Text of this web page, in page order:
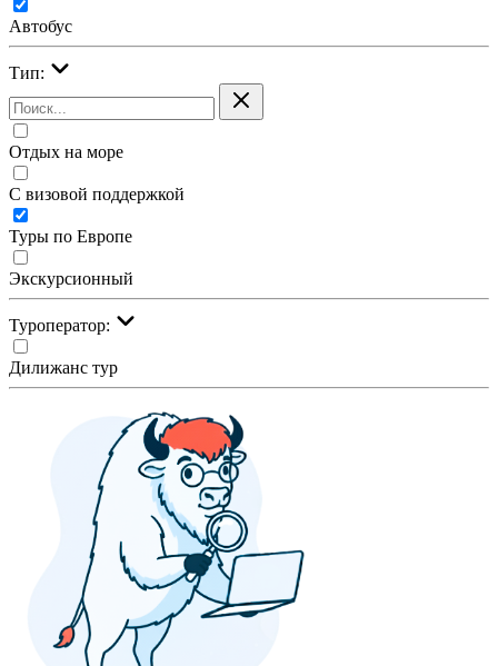
Автобус
Тип:
Отдых на море
С визовой поддержкой
Туры по Европе
Экскурсионный
Туроператор:
Дилижанс тур